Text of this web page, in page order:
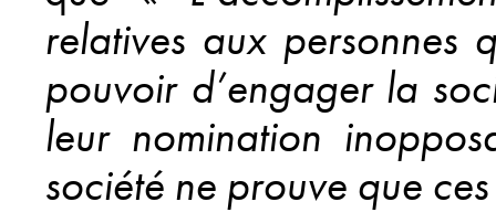
relatives aux personnes
pouvoir d’engager la
leur nomination
société ne prouve que